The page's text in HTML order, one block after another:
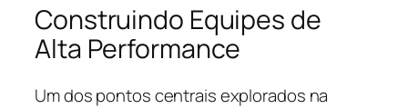
Construindo Equipes de
Alta Performance
Um dos pontos centrais explorados na